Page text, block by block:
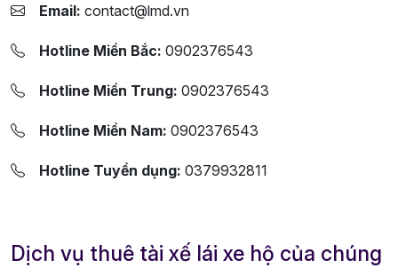
Email: contact@lmd.vn
Hotline Miền Bắc: 0902376543
Hotline Miền Trung: 0902376543
Hotline Miền Nam: 0902376543
Hotline Tuyển dụng: 0379932811
Dịch vụ thuê tài xế lái xe hộ của chúng